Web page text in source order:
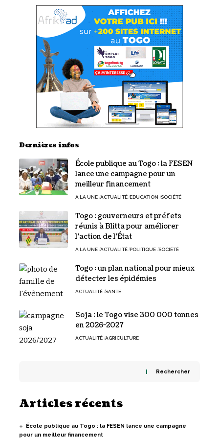
Dernières infos
École publique au Togo : la FESEN
lance une campagne pour un
meilleur financement
A LA UNE ACTUALITÉ EDUCATION SOCIÉTÉ
Togo : gouverneurs et préfets
réunis à Blitta pour améliorer
l’action de l’État
A LA UNE ACTUALITÉ POLITIQUE SOCIÉTÉ
Togo : un plan national pour mieux
détecter les épidémies
ACTUALITÉ SANTÉ
Soja : le Togo vise 300 000 tonnes
en 2026-2027
ACTUALITÉ AGRICULTURE
Rechercher
Articles récents
École publique au Togo : la FESEN lance une campagne
pour un meilleur financement